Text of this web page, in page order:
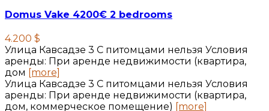
Domus Vake 4200€ 2 bedrooms
4.200 $
Улица Кавсадзе 3 C питомцами нельзя Условия
аренды: При аренде недвижимости (квартира,
дом [more]
Улица Кавсадзе 3 C питомцами нельзя Условия
аренды: При аренде недвижимости (квартира,
дом, коммерческое помещение) [more]